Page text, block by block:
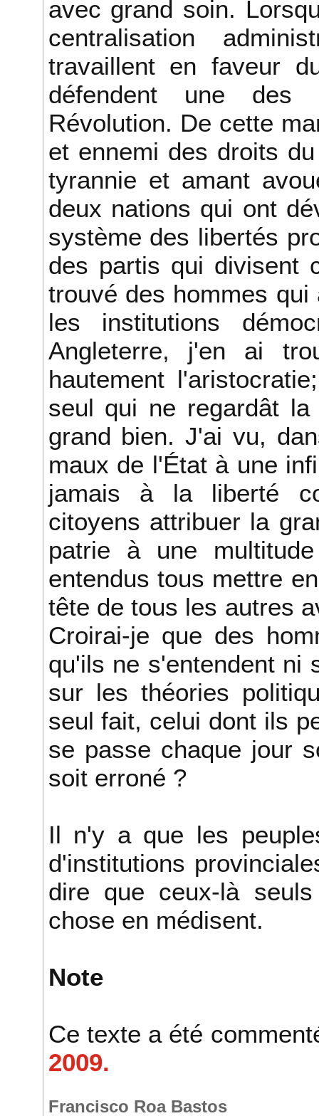
avec grand soin.
centralisation
travaillent en faveur
défendent une des
Révolution. De cette
et ennemi des droits
tyrannie et amant
deux nations qui ont
système des libertés
des partis qui divisent
trouvé des hommes
les institutions
Angleterre, j'en ai
hautement
seul qui ne regardât
grand bien. J'ai vu,
maux de l'État à une
jamais à la liberté
citoyens attribuer la
patrie à une
entendus tous mettre
tête de tous les autres
Croirai-je que des
qu'ils ne s'entendent ni
sur les théories
seul fait, celui dont ils
se passe chaque jour
soit erroné ?
Il n'y a que les
d'institutions
dire que ceux-là
chose en médisent.
Note
Ce texte a été
2009.
Francisco Roa Bastos